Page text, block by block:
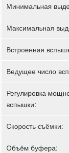
Минимальная
Максимальная
Встроенная
Ведущее число
Регулировка
вспышки:
Скорость съёмки:
Объём буфера: